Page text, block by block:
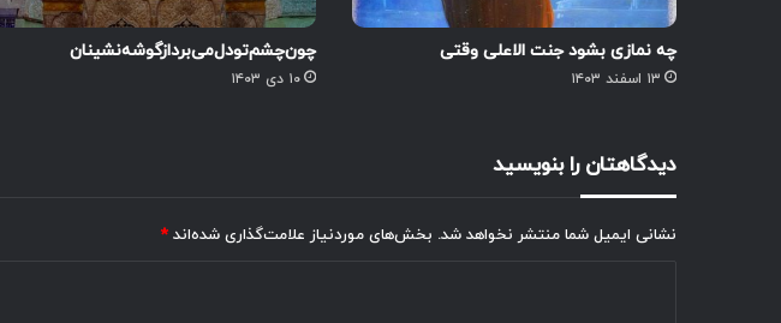
چه نمازی بشود جنت الاعلی وقتی
۱۳ اسفند ۱۴۰۳
چون‌چشم‌تو‌دل‌می‌برد‌از‌گوشه‌نشینان
۱۰ دی ۱۴۰۳
دیدگاهتان را بنویسید
نشانی ایمیل شما منتشر نخواهد شد. بخش‌های موردنیاز علامت‌گذاری شده‌اند *